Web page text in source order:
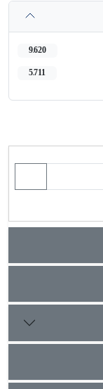
9,620
5,711